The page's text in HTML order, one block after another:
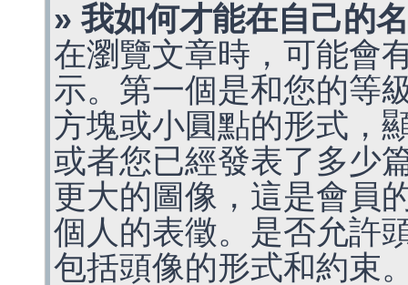
» 我如何才能在自己的
在瀏覽文章時，可能會
示。第一個是和您的等
方塊或小圓點的形式，
或者您已經發表了多少
更大的圖像，這是會員
個人的表徵。是否允許
包括頭像的形式和約束